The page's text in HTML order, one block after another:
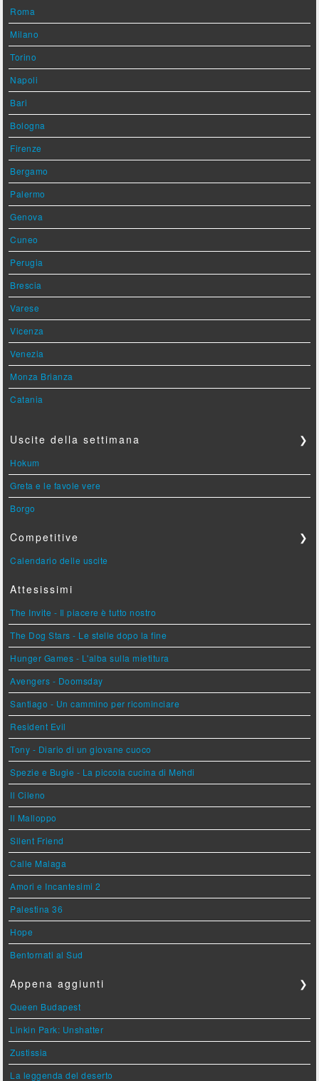
Roma
Milano
Torino
Napoli
Bari
Bologna
Firenze
Bergamo
Palermo
Genova
Cuneo
Perugia
Brescia
Varese
Vicenza
Venezia
Monza Brianza
Catania
Uscite della settimana ❯
Hokum
Greta e le favole vere
Borgo
Competitive ❯
Calendario delle uscite
Attesissimi
The Invite - Il piacere è tutto nostro
The Dog Stars - Le stelle dopo la fine
Hunger Games - L'alba sulla mietitura
Avengers - Doomsday
Santiago - Un cammino per ricominciare
Resident Evil
Tony - Diario di un giovane cuoco
Spezie e Bugie - La piccola cucina di Mehdi
Il Cileno
Il Malloppo
Silent Friend
Calle Malaga
Amori e Incantesimi 2
Palestina 36
Hope
Bentornati al Sud
Appena aggiunti ❯
Queen Budapest
Linkin Park: Unshatter
Zustissia
La leggenda del deserto